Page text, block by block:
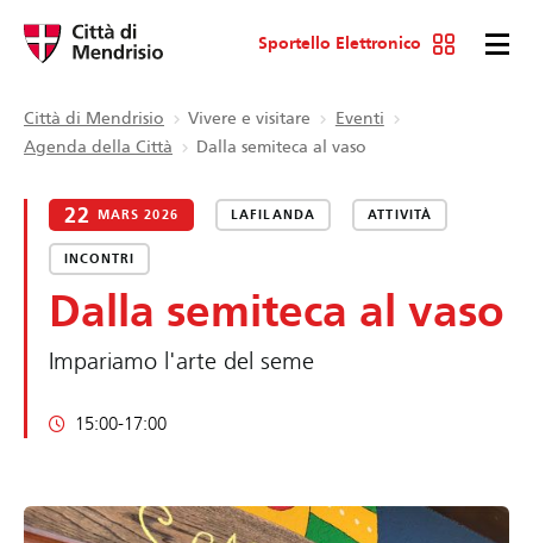
Sportello Elettronico
Città di Mendrisio Vivere e visitare
Eventi
Agenda della Città
Dalla semiteca al vaso
22 MARS 2026 LAFILANDA ATTIVITÀ
INCONTRI
Dalla semiteca al vaso
Impariamo l'arte del seme
15:00-17:00